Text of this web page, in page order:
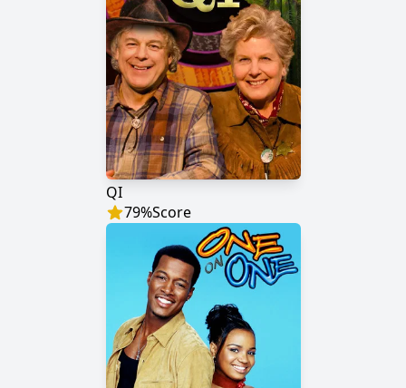
QI
79%Score